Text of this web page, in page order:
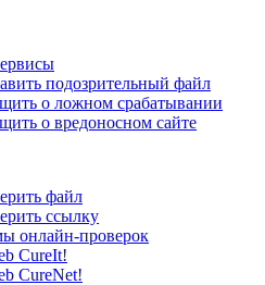
подозрительный файл
о ложном срабатывании
о вредоносном сайте
файл
ссылку
онлайн-проверок
CureIt!
CureNet!